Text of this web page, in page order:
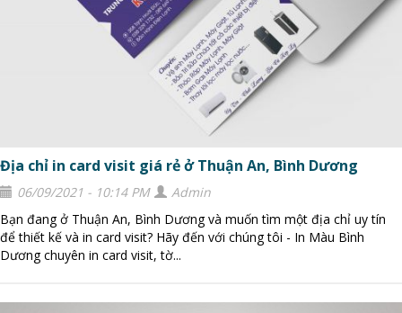
Địa chỉ in card visit giá rẻ ở Thuận An, Bình Dương
06/09/2021 - 10:14 PM
Admin
Bạn đang ở Thuận An, Bình Dương và muốn tìm một địa chỉ uy tín
để thiết kế và in card visit? Hãy đến với chúng tôi - In Màu Bình
Dương chuyên in card visit, tờ...